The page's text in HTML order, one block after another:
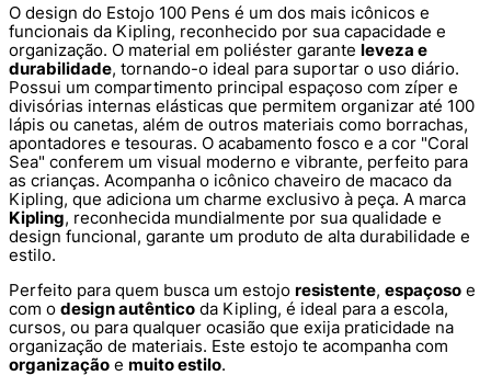
O design do Estojo 100 Pens é um dos mais icônicos e
funcionais da Kipling, reconhecido por sua capacidade e
organização. O material em poliéster garante leveza e
durabilidade, tornando-o ideal para suportar o uso diário.
Possui um compartimento principal espaçoso com zíper e
divisórias internas elásticas que permitem organizar até 100
lápis ou canetas, além de outros materiais como borrachas,
apontadores e tesouras. O acabamento fosco e a cor "Coral
Sea" conferem um visual moderno e vibrante, perfeito para
as crianças. Acompanha o icônico chaveiro de macaco da
Kipling, que adiciona um charme exclusivo à peça. A marca
Kipling, reconhecida mundialmente por sua qualidade e
design funcional, garante um produto de alta durabilidade e
estilo.
Perfeito para quem busca um estojo resistente, espaçoso e
com o design autêntico da Kipling, é ideal para a escola,
cursos, ou para qualquer ocasião que exija praticidade na
organização de materiais. Este estojo te acompanha com
organização e muito estilo.